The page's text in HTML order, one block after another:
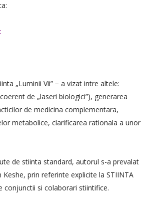
„Luminii Vii” − a vizat intre altele:
de „laseri biologici”), generarea
de medicina complementara,
metabolice, clarificarea rationala a unor
de stiinta standard, autorul s-a prevalat
prin referinte explicite la STIINTA
conjunctii si colaborari stiintifice.